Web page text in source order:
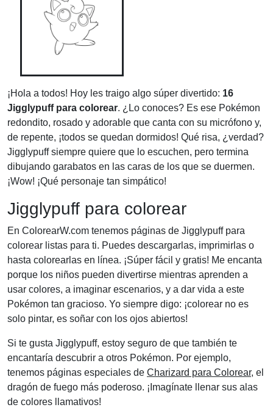
¡Hola a todos! Hoy les traigo algo súper divertido: 16
Jigglypuff para colorear. ¿Lo conoces? Es ese Pokémon
redondito, rosado y adorable que canta con su micrófono y,
de repente, ¡todos se quedan dormidos! Qué risa, ¿verdad?
Jigglypuff siempre quiere que lo escuchen, pero termina
dibujando garabatos en las caras de los que se duermen.
¡Wow! ¡Qué personaje tan simpático!
Jigglypuff para colorear
En ColorearW.com tenemos páginas de Jigglypuff para
colorear listas para ti. Puedes descargarlas, imprimirlas o
hasta colorearlas en línea. ¡Súper fácil y gratis! Me encanta
porque los niños pueden divertirse mientras aprenden a
usar colores, a imaginar escenarios, y a dar vida a este
Pokémon tan gracioso. Yo siempre digo: ¡colorear no es
solo pintar, es soñar con los ojos abiertos!
Si te gusta Jigglypuff, estoy seguro de que también te
encantaría descubrir a otros Pokémon. Por ejemplo,
tenemos páginas especiales de Charizard para Colorear, el
dragón de fuego más poderoso. ¡Imagínate llenar sus alas
de colores llamativos!